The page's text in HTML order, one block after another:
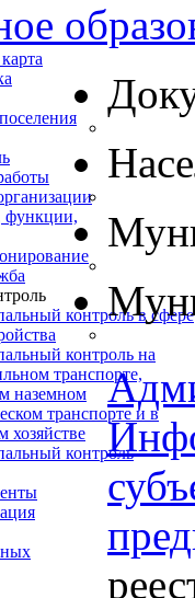
функции,
контроль в сфере
контроль на
транспорте,
наземном
транспорте и в
хозяйстве
контроль